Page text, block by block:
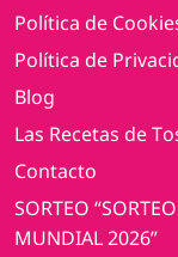
Política de
Política de
Blog
Las Recetas de
Contacto
SORTEO
MUNDIAL 2026”